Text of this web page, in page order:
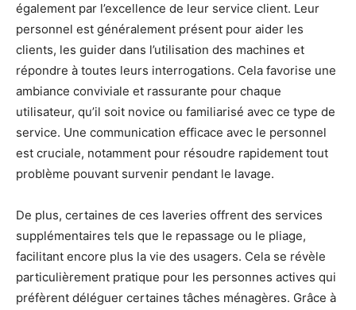
également par l’excellence de leur service client. Leur
personnel est généralement présent pour aider les
clients, les guider dans l’utilisation des machines et
répondre à toutes leurs interrogations. Cela favorise une
ambiance conviviale et rassurante pour chaque
utilisateur, qu’il soit novice ou familiarisé avec ce type de
service. Une communication efficace avec le personnel
est cruciale, notamment pour résoudre rapidement tout
problème pouvant survenir pendant le lavage.
De plus, certaines de ces laveries offrent des services
supplémentaires tels que le repassage ou le pliage,
facilitant encore plus la vie des usagers. Cela se révèle
particulièrement pratique pour les personnes actives qui
préfèrent déléguer certaines tâches ménagères. Grâce à